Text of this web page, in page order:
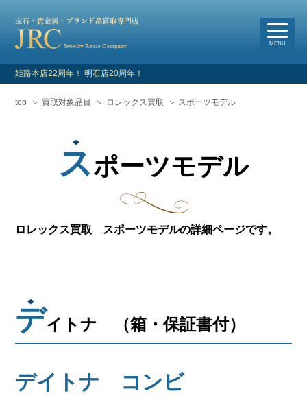
MENU
選べる買取・査定方法
新着情報
会社概要
姫路本店へ電話で問い合わせる
姫路本店22周年！ 明石店20周年！
top 買取対象品目 ロレックス買取 スポーツモデル
スポーツモデル
ロレックス買取 スポーツモデルの詳細ページです。
デイトナ （箱・保証書付）
デイトナ コンビ